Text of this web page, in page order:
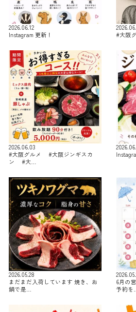
2026.06.12
Instagram 更新！
#大阪
2026.06.03
#大阪グルメ #大阪ジンギスカ
ン #大…
2026.05.28
まだまだ入荷しています 焼き、お
鍋で是…
6月の
予約を…